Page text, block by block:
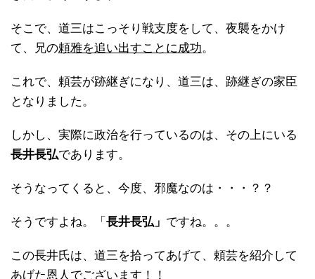
そこで、道三はこっそり戦支度をして、夜襲をかけ
て、兄の頼雅を追い出すことに成功。
これで、頼芸が跡継ぎになり、道三は、跡継ぎの家臣
となりました。
しかし、実際に政治を行っているのは、その上にいる
長井長弘であります。
そうなってくると、今度、邪魔なのは・・・？？
そうですよね。「 長井長弘」 ですね。。。
この長井氏は、道三を拾ってあげて、頼芸を紹介して
あげた恩人でございます！！